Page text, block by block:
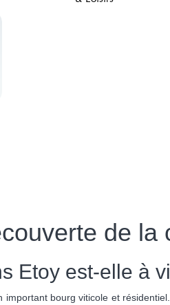
de la
Etoy est-elle à
bourg viticole et résidentiel.